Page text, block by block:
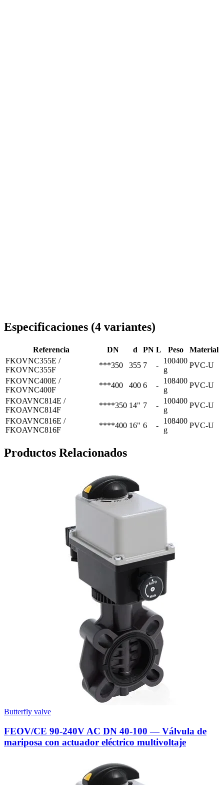
Especificaciones (4 variantes)
Referencia DN d PN L Peso
Material
FKOVNC355E /
FKOVNC355F
***350 355 7 -
100400
g
PVC-U
FKOVNC400E /
FKOVNC400F
***400 400 6 -
108400
g
PVC-U
FKOAVNC814E /
FKOAVNC814F
****350 14" 7 -
100400
g
PVC-U
FKOAVNC816E /
FKOAVNC816F
****400 16" 6 -
108400
g
PVC-U
Productos Relacionados
Butterfly valve
FEOV/CE 90-240V AC DN 40-100 — Válvula de
mariposa con actuador eléctrico multivoltaje